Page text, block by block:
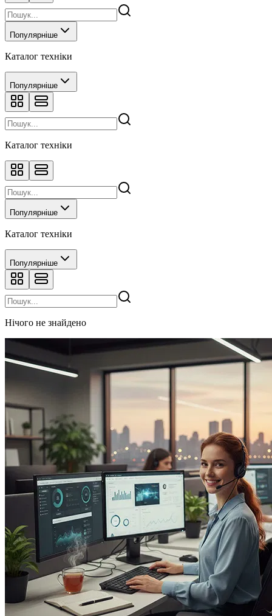
Популярніше
Каталог техніки
Популярніше
Каталог техніки
Популярніше
Каталог техніки
Популярніше
Нічого не знайдено